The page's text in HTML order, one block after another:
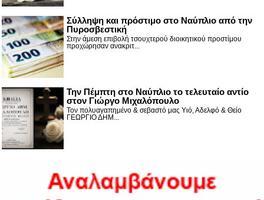
Σύλληψη και πρόστιμο στο Ναύπλιο από την
Πυροσβεστική
Στην άμεση επιβολή τσουχτερού διοικητικού προστίμου
προχώρησαν ανακριτ...
Την Πέμπτη στο Ναύπλιο το τελευταίο αντίο
στον Γιώργο Μιχαλόπουλο
Τον πολυαγαπημένο & σεβαστό μας Υιό, Αδελφό & Θείο
ΓΕΩΡΓΙΟ ΔΗΜ...